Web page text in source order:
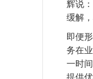
辉说
缓解
即便
务在
一时
提供